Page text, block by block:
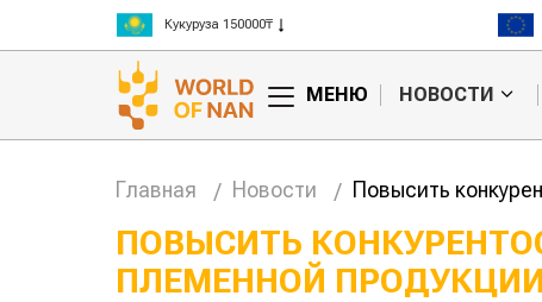
Рис 300000₸
Пшеница 3 класс 125000₸
МЕНЮ НОВОСТИ
Главная Новости Повысить
ПОВЫСИТЬ
ПЛЕМЕННОЙЖара в Китае может